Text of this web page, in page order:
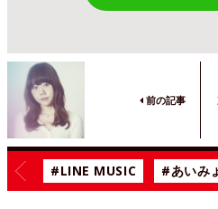
前の記事
#LINE MUSIC #あいみ